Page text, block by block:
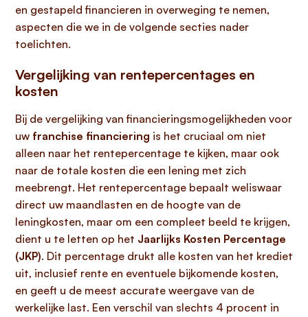
en gestapeld financieren in overweging te nemen,
aspecten die we in de volgende secties nader
toelichten.
Vergelijking van rentepercentages en
kosten
Bij de vergelijking van financieringsmogelijkheden voor
uw franchise financiering is het cruciaal om niet
alleen naar het rentepercentage te kijken, maar ook
naar de totale kosten die een lening met zich
meebrengt. Het rentepercentage bepaalt weliswaar
direct uw maandlasten en de hoogte van de
leningkosten, maar om een compleet beeld te krijgen,
dient u te letten op het Jaarlijks Kosten Percentage
(JKP). Dit percentage drukt alle kosten van het krediet
uit, inclusief rente en eventuele bijkomende kosten,
en geeft u de meest accurate weergave van de
werkelijke last. Een verschil van slechts 4 procent in